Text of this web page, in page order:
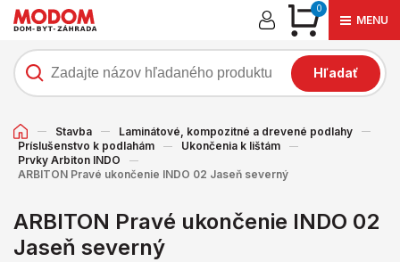
0
MENU
Hľadať
Stavba
Laminátové, kompozitné a drevené podlahy
Príslušenstvo k podlahám
Ukončenia k lištám
Prvky Arbiton INDO
ARBITON Pravé ukončenie INDO 02 Jaseň severný
ARBITON Pravé ukončenie INDO 02
Jaseň severný